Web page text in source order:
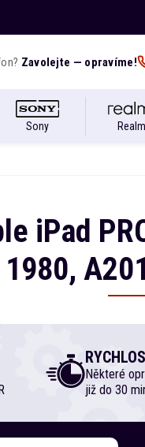
Zavolejte — opravíme!
Sony
iPad
1980,
Některé
již do 30